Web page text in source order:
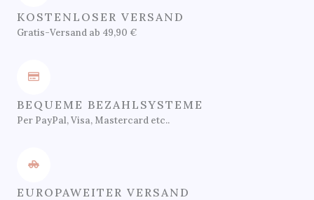
KOSTENLOSER VERSAND
Gratis-Versand ab 49,90 €
BEQUEME BEZAHLSYSTEME
Per PayPal, Visa, Mastercard etc..
EUROPAWEITER VERSAND